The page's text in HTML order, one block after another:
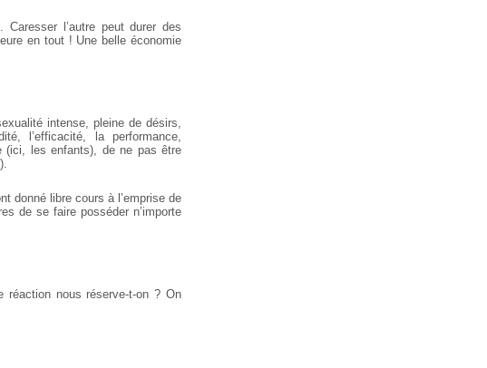
l’autre peut durer des
en tout ! Une belle économie
intense, pleine de désirs,
l’efficacité, la performance,
(ici, les enfants), de ne pas être
donné libre cours à l’emprise de
de se faire posséder n’importe
réaction nous réserve-t-on ? On